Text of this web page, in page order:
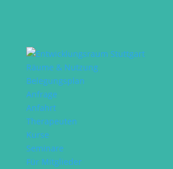
Räume & Nutzung
Belegungsplan
Anfrage
Anfahrt
Therapeuten
Kurse
Seminare
Für Mitglieder